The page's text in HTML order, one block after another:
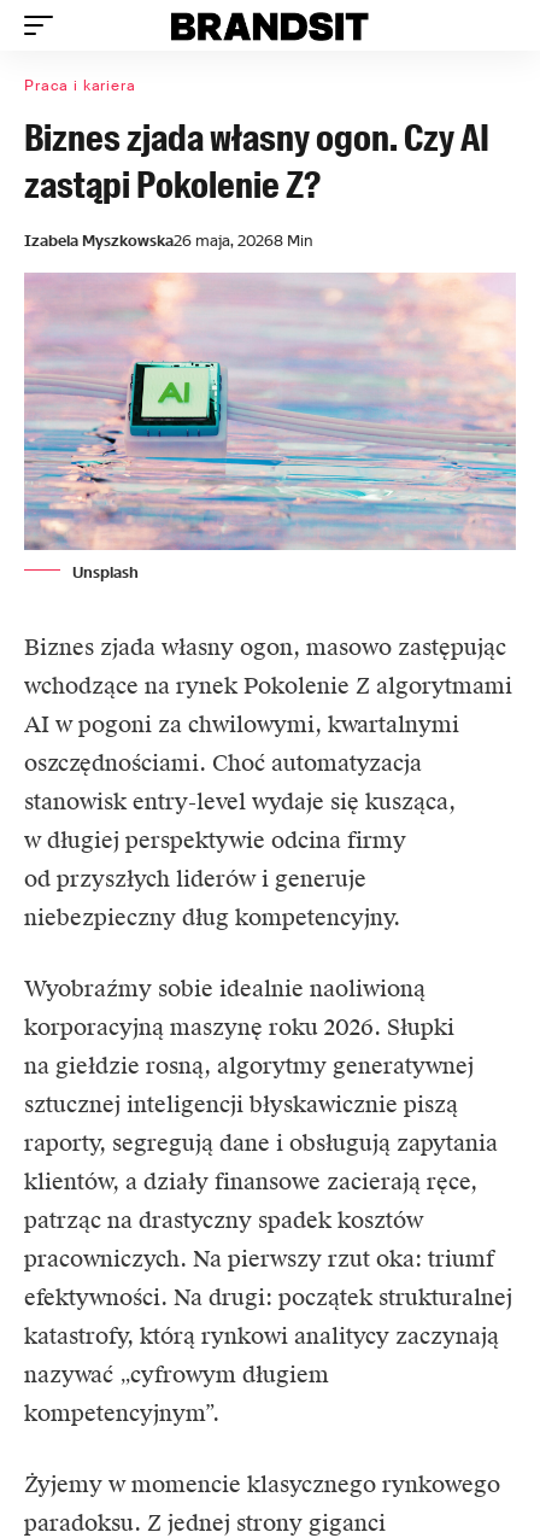
Praca i kariera
Biznes zjada własny ogon. Czy AI
zastąpi Pokolenie Z?
Izabela Myszkowska26 maja, 20268 Min
Unsplash
Biznes zjada własny ogon, masowo zastępując
wchodzące na rynek Pokolenie Z algorytmami
AI w pogoni za chwilowymi, kwartalnymi
oszczędnościami. Choć automatyzacja
stanowisk entry-level wydaje się kusząca,
w długiej perspektywie odcina firmy
od przyszłych liderów i generuje
niebezpieczny dług kompetencyjny.
Wyobraźmy sobie idealnie naoliwioną
korporacyjną maszynę roku 2026. Słupki
na giełdzie rosną, algorytmy generatywnej
sztucznej inteligencji błyskawicznie piszą
raporty, segregują dane i obsługują zapytania
klientów, a działy finansowe zacierają ręce,
patrząc na drastyczny spadek kosztów
pracowniczych. Na pierwszy rzut oka: triumf
efektywności. Na drugi: początek strukturalnej
katastrofy, którą rynkowi analitycy zaczynają
nazywać „cyfrowym długiem
kompetencyjnym”.
Żyjemy w momencie klasycznego rynkowego
paradoksu. Z jednej strony giganci